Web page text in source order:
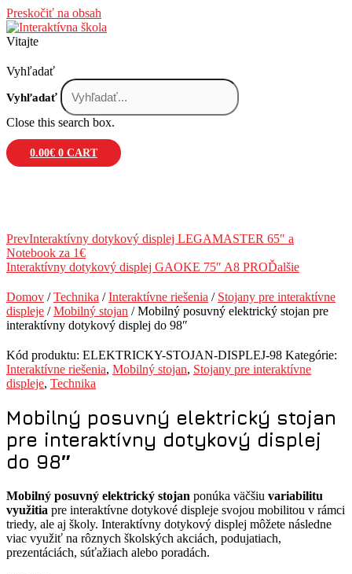
Preskočiť na obsah
Vitajte
Vyhľadať
Vyhľadať
Close this search box.
0.00€ 0 CART
PrevInteraktívny dotykový displej LEGAMASTER 65″ a
Notebook za 1€
Interaktívny dotykový displej GAOKE 75″ A8 PROĎalšie
Domov /Technika /Interaktívne riešenia / Stojany pre interaktívne
displeje /Mobilný stojan / Mobilný posuvný elektrický stojan pre
interaktívny dotykový displej do 98″
Kód produktu: ELEKTRICKY-STOJAN-DISPLEJ-98 Kategórie:
Interaktívne riešenia, Mobilný stojan, Stojany pre interaktívne
displeje, Technika
Mobilný posuvný elektrický stojan
pre interaktívny dotykový displej
do 98″
Mobilný posuvný elektrický stojan ponúka väčšiu variabilitu
využitia pre interaktívne dotykové displeje svojou mobilitou v rámci
triedy, ale aj školy. Interaktívny dotykový displej môžete následne
viac využiť na rôznych školských akciách, podujatiach,
prezentáciách, súťažiach alebo poradách.